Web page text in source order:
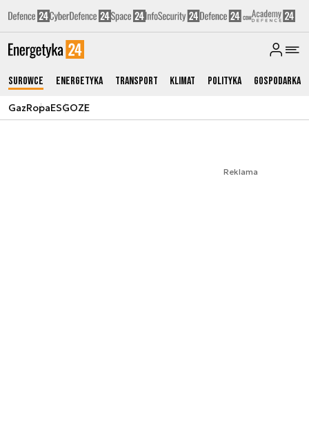
Surowce Energetyka Transport Klimat Polityka Gospodarka
GazRopaESGOZE
Reklama